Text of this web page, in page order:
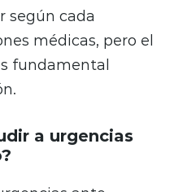
según cada
médicas, pero el
fundamental
a urgencias